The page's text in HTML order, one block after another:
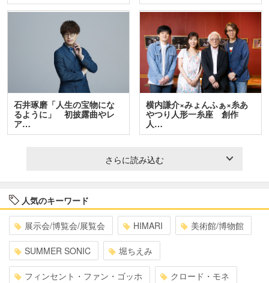
石井琢磨「人生の宝物にな
るように」 初披露曲やレ
ア…
横内謙介×みょんふぁ×糸あ
やつり人形一糸座 創作
人…
さらに読み込む
人気のキーワード
展示会/博覧会/展覧会 HIMARI 美術館/博物館
SUMMER SONIC 堀ちえみ
フィンセント・ファン・ゴッホ クロード・モネ